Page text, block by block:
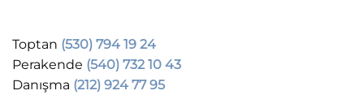
Toptan (530) 794 19 24
Perakende (540) 732 10 43
Danışma (212) 924 77 95